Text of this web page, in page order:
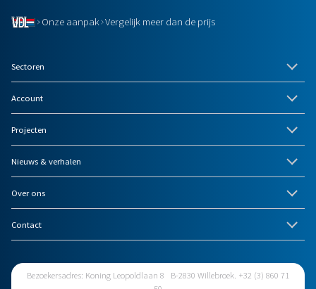
Onze aanpak Vergelijk meer dan de prijs
Sectoren
Account
Projecten
Nieuws & verhalen
Over ons
Contact
Bezoekersadres: Koning Leopoldlaan 8 B-2830 Willebroek. +32 (3) 860 71